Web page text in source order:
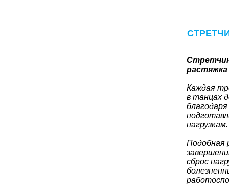
Каждая
в танцах
нагрузкам.
Подобная
сброс